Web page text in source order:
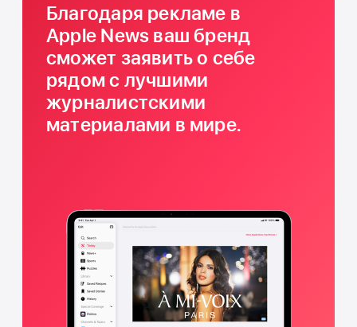
Благодаря рекламе в
Apple News ваш бренд
сможет заявить о себе
рядом с лучшими
журналистскими
материалами в мире.